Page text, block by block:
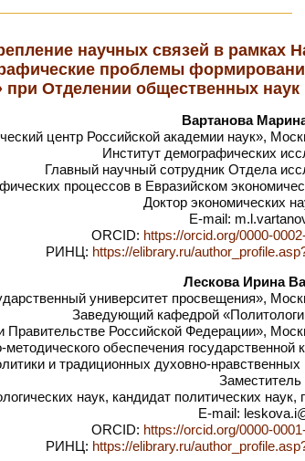
научных связей в рамках
проблемы
при Отделении общественных
Вартанова
центр Российской академии наук»,
Институт демографических
Главный научный сотрудник Отдела
процессов в Евразийском
Доктор экономических
E-mail:
ORCID: https://orcid.org/0000-
РИНЦ: https://elibrary.ru/
Лескова Ирина
университет просвещения»,
Заведующий кафедрой
Российской Федерации»,
методического обеспечения государственной
и традиционных духовно-нравственных
Заместитель
наук, кандидат политических наук,
E-mail:
ORCID: https://orcid.org/0000-
РИНЦ: https://elibrary.ru/